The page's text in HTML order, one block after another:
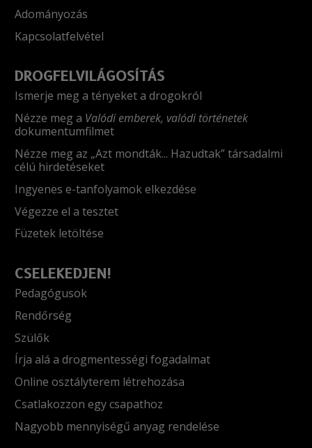
Adományozás
Kapcsolatfelvétel
DROGFELVILÁGOSÍTÁS
Ismerje meg a tényeket a drogokról
Nézze meg a Valódi emberek, valódi történetek
dokumentumfilmet
Nézze meg az „Azt mondták... Hazudtak” társadalmi
célú hirdetéseket
Ingyenes e-tanfolyamok elkezdése
Végezze el a tesztet
Füzetek letöltése
CSELEKEDJEN!
Pedagógusok
Rendőrség
Szülők
Írja alá a drogmentességi fogadalmat
Online osztályterem létrehozása
Csatlakozzon egy csapathoz
Nagyobb mennyiségű anyag rendelése